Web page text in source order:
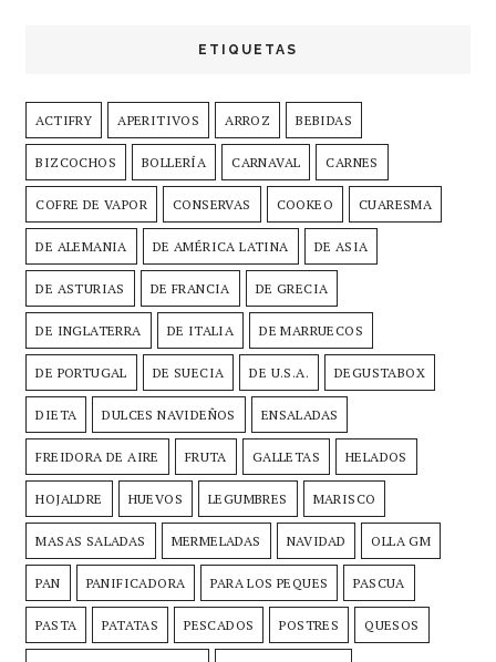
ETIQUETAS
ACTIFRY APERITIVOS ARROZ BEBIDAS
BIZCOCHOS BOLLERÍA CARNAVAL CARNES
COFRE DE VAPOR CONSERVAS COOKEO CUARESMA
DE ALEMANIA DE AMÉRICA LATINA DE ASIA
DE ASTURIAS DE FRANCIA DE GRECIA
DE INGLATERRA DE ITALIA DE MARRUECOS
DE PORTUGAL DE SUECIA DE U.S.A. DEGUSTABOX
DIETA DULCES NAVIDEÑOS ENSALADAS
FREIDORA DE AIRE FRUTA GALLETAS HELADOS
HOJALDRE HUEVOS LEGUMBRES MARISCO
MASAS SALADAS MERMELADAS NAVIDAD OLLA GM
PAN PANIFICADORA PARA LOS PEQUES PASCUA
PASTA PATATAS PESCADOS POSTRES QUESOS